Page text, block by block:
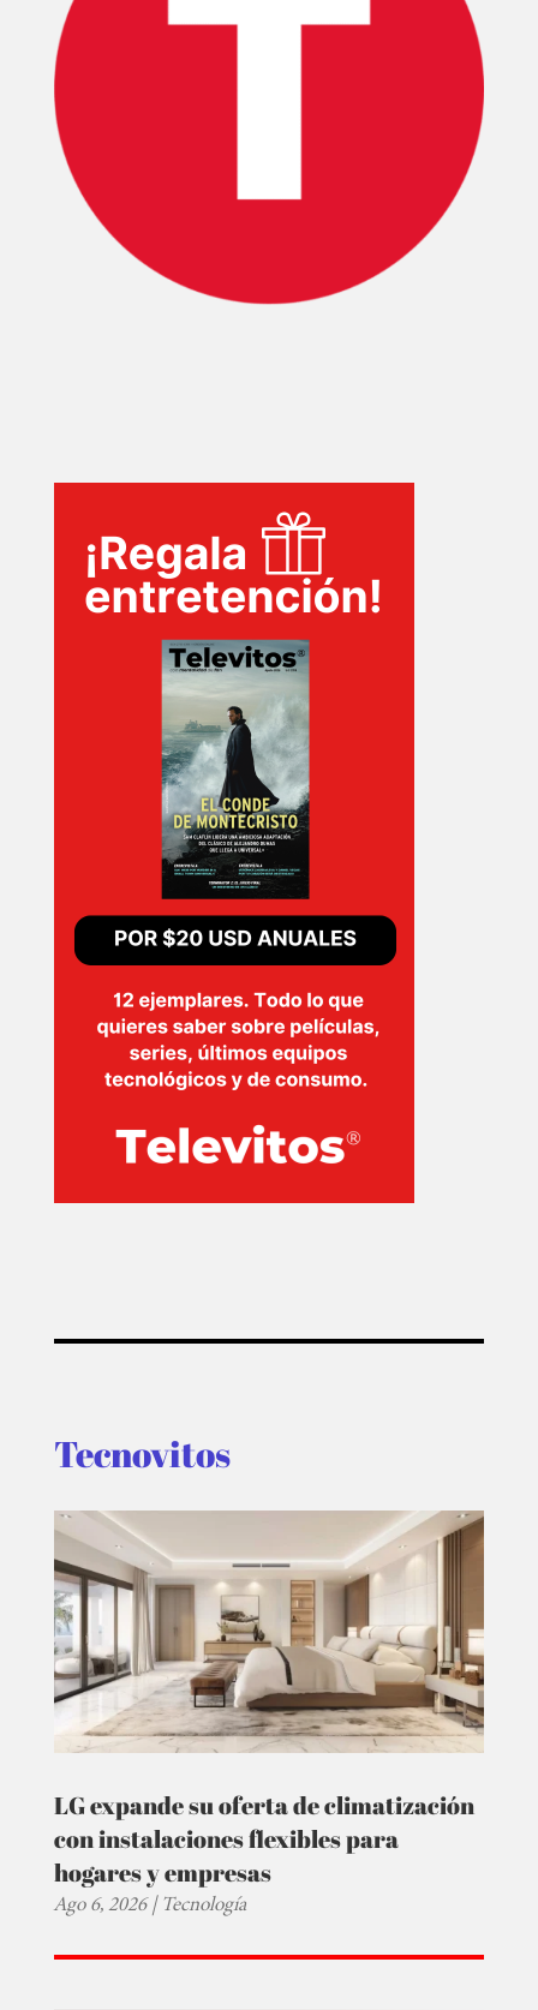
TECNOVITOS
Tecnovitos
LG expande su oferta de climatización
con instalaciones flexibles para
hogares y empresas
Ago 6, 2026|Tecnología